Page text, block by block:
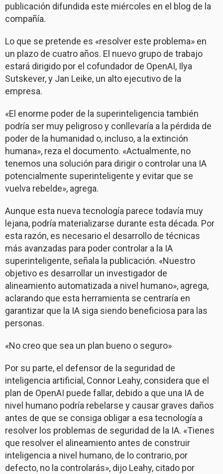
publicación difundida este miércoles en el blog de la
compañía.
Lo que se pretende es «resolver este problema» en
un plazo de cuatro años. El nuevo grupo de trabajo
estará dirigido por el cofundador de OpenAI, Ilya
Sutskever, y Jan Leike, un alto ejecutivo de la
empresa.
«El enorme poder de la superinteligencia también
podría ser muy peligroso y conllevaría a la pérdida de
poder de la humanidad o, incluso, a la extinción
humana», reza el documento. «Actualmente, no
tenemos una solución para dirigir o controlar una IA
potencialmente superinteligente y evitar que se
vuelva rebelde», agrega.
Aunque esta nueva tecnología parece todavía muy
lejana, podría materializarse durante esta década. Por
esta razón, es necesario el desarrollo de técnicas
más avanzadas para poder controlar a la IA
superinteligente, señala la publicación. «Nuestro
objetivo es desarrollar un investigador de
alineamiento automatizada a nivel humano», agrega,
aclarando que esta herramienta se centraría en
garantizar que la IA siga siendo beneficiosa para las
personas.
«No creo que sea un plan bueno o seguro»
Por su parte, el defensor de la seguridad de
inteligencia artificial, Connor Leahy, considera que el
plan de OpenAI puede fallar, debido a que una IA de
nivel humano podría rebelarse y causar graves daños
antes de que se consiga obligar a esa tecnología a
resolver los problemas de seguridad de la IA. «Tienes
que resolver el alineamiento antes de construir
inteligencia a nivel humano, de lo contrario, por
defecto, no la controlarás», dijo Leahy, citado por